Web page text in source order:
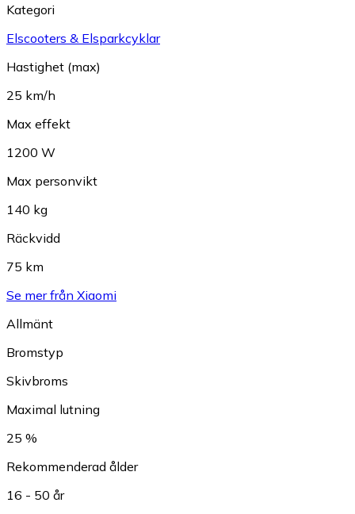
Kategori
Elscooters & Elsparkcyklar
Hastighet (max)
25 km/h
Max effekt
1200 W
Max personvikt
140 kg
Räckvidd
75 km
Se mer från Xiaomi
Allmänt
Bromstyp
Skivbroms
Maximal lutning
25 %
Rekommenderad ålder
16 - 50 år